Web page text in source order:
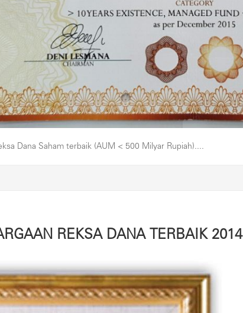
Dana Saham terbaik (AUM < 500 Milyar Rupiah)....
REKSA DANA TERBAIK 2014